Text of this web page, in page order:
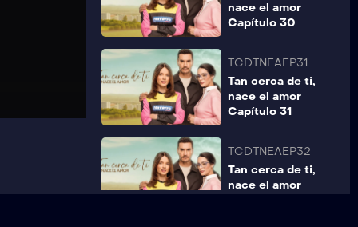
nace el amor
Capítulo 30
TCDTNEAEP31
Tan cerca de ti,
nace el amor
Capítulo 31
TCDTNEAEP32
Tan cerca de ti,
nace el amor